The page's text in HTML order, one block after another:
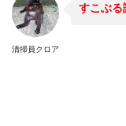
清掃員クロア
すこぶる